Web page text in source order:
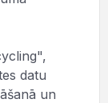
datu
un